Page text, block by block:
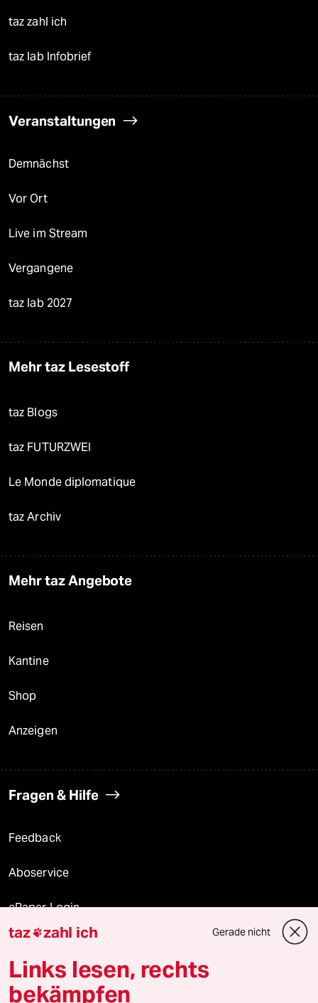
taz zahl ich
taz lab Infobrief
Veranstaltungen
Demnächst
Vor Ort
Live im Stream
Vergangene
taz lab 2027
Mehr taz Lesestoff
taz Blogs
taz FUTURZWEI
Le Monde diplomatique
taz Archiv
Mehr taz Angebote
Reisen
Kantine
Shop
Anzeigen
Fragen & Hilfe
Feedback
Aboservice
ePaper Login
Downloads für Abonnierende
taz zahl ich Gerade nicht
Links lesen, rechts
bekämpfen